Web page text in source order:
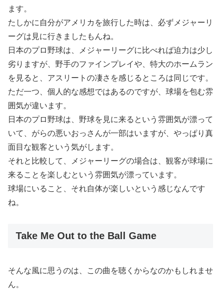
ます。
たしかに自分がアメリカを旅行した時は、必ずメジャーリ
ーグは見に行きましたもんね。
日本のプロ野球は、メジャーリーグに比べれば迫力は少し
劣りますが、野手のファインプレイや、特大のホームラン
を見ると、アスリートの凄さを感じるところは同じです。
ただ一つ、個人的な感想ではあるのですが、球場を包む雰
囲気が違います。
日本のプロ野球は、野球を見に来るという雰囲気が漂って
いて、がらの悪いおっさんが一部はいますが、やっぱり真
面目な観客という気がします。
それと比較して、メジャーリーグの場合は、観客が球場に
来ることを楽しむという雰囲気が漂っています。
球場にいること、それ自体が楽しいという感じなんです
ね。
Take Me Out to the Ball Game
そんな風に思うのは、この曲を聴くからなのかもしれませ
ん。